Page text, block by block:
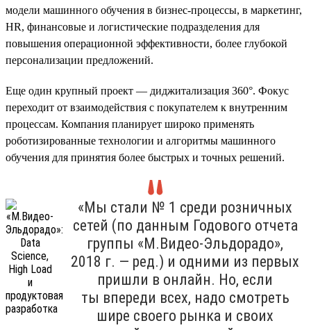
модели машинного обучения в бизнес-процессы, в маркетинг,
HR, финансовые и логистические подразделения для
повышения операционной эффективности, более глубокой
персонализации предложений.
Еще один крупный проект — диджитализация 360°. Фокус
переходит от взаимодействия с покупателем к внутренним
процессам. Компания планирует широко применять
роботизированные технологии и алгоритмы машинного
обучения для принятия более быстрых и точных решений.
«Мы стали № 1 среди розничных
сетей (по данным Годового отчета
группы «М.Видео-Эльдорадо»,
2018 г. — ред.) и одними из первых
пришли в онлайн. Но, если
ты впереди всех, надо смотреть
шире своего рынка и своих